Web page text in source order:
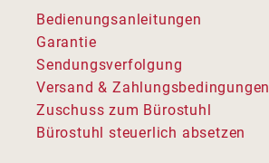
Bedienungsanleitungen
Garantie
Sendungsverfolgung
Versand & Zahlungsbedingungen
Zuschuss zum Bürostuhl
Bürostuhl steuerlich absetzen